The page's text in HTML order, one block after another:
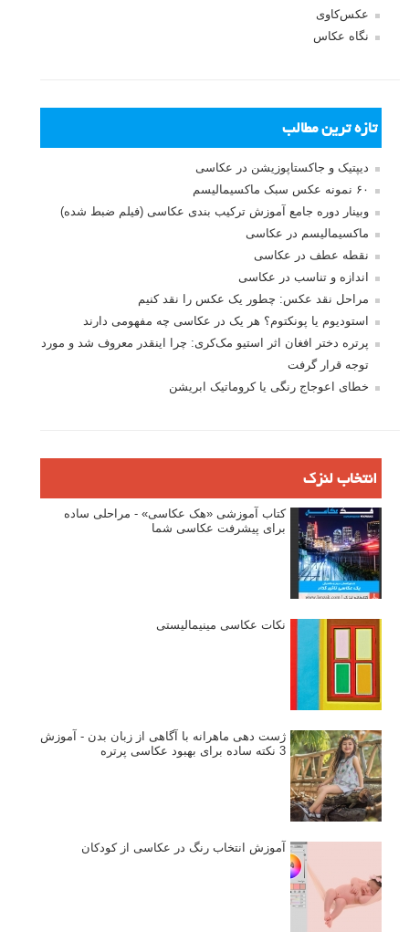
عکس‌کاوی
نگاه عکاس
تازه ترین مطالب
دیپتیک و جاکستا‌پوزیشن در عکاسی
۶۰ نمونه عکس سبک ماکسیمالیسم
وبینار دوره جامع آموزش ترکیب بندی عکاسی (فیلم ضبط شده)
ماکسیمالیسم در عکاسی
نقطه عطف در عکاسی
اندازه و تناسب در عکاسی
مراحل نقد عکس: چطور یک عکس را نقد کنیم
استودیوم یا پونکتوم؟ هر یک در عکاسی چه مفهومی دارند
پرتره دختر افغان اثر استیو مک‌کری: چرا اینقدر معروف شد و مورد
توجه قرار گرفت
خطای اعوجاج رنگی یا کروماتیک ابریشن
انتخاب لنزک
کتاب آموزشی «هک عکاسی» - مراحلی ساده
برای پیشرفت عکاسی شما
نکات عکاسی مینیمالیستی
ژست دهی ماهرانه با آگاهی از زبان بدن - آموزش
3 نکته ساده برای بهبود عکاسی پرتره
آموزش انتخاب رنگ در عکاسی از کودکان